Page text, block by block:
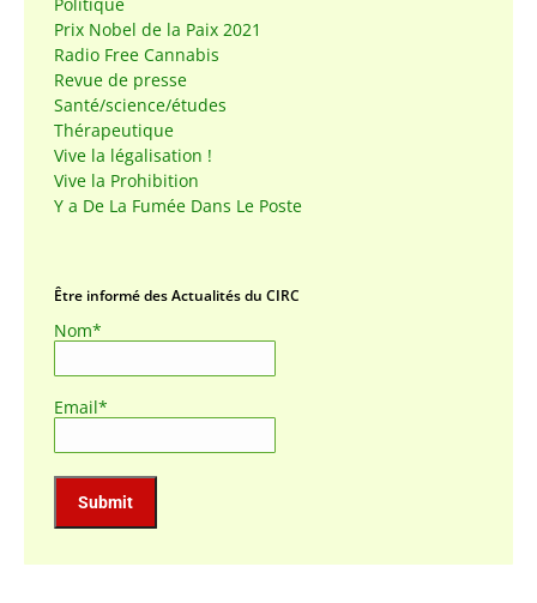
Prix Nobel de la Paix 2021
Radio Free Cannabis
Revue de presse
Santé/science/études
Thérapeutique
Vive la légalisation !
Vive la Prohibition
Y a De La Fumée Dans Le Poste
Être informé des Actualités du CIRC
Nom*
Email*